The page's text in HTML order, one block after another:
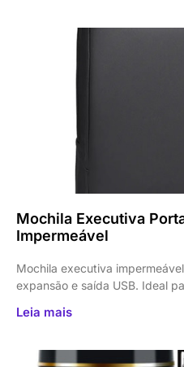
Mochila Executiva
Impermeável
Mochila executiva
expansão e saída USB. Ideal
Leia mais